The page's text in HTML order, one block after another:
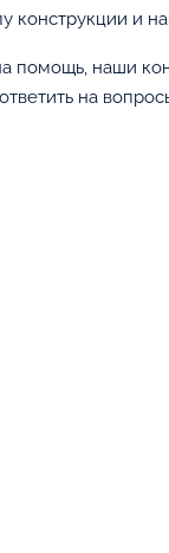
конструкции и
помощь, наши
на